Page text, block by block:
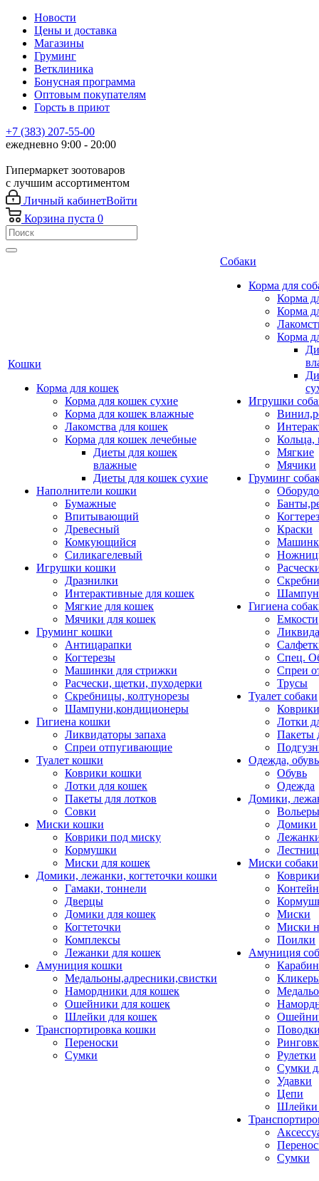
Новости
Цены и доставка
Магазины
Груминг
Ветклиника
Бонусная программа
Оптовым покупателям
Горсть в приют
+7 (383) 207-55-00
ежедневно 9:00 - 20:00
Гипермаркет зоотоваров
с лучшим ассортиментом
Личный кабинетВойти
Корзина пуста 0
Кошки
Корма для кошек
Корма для кошек сухие
Корма для кошек влажные
Лакомства для кошек
Корма для кошек лечебные
Диеты для кошек
влажные
Диеты для кошек сухие
Наполнители кошки
Бумажные
Впитывающий
Древесный
Комкующийся
Силикагелевый
Игрушки кошки
Дразнилки
Интерактивные для кошек
Мягкие для кошек
Мячики для кошек
Груминг кошки
Антицарапки
Когтерезы
Машинки для стрижки
Расчески, щетки, пуходерки
Скребницы, колтунорезы
Шампуни,кондиционеры
Гигиена кошки
Ликвидаторы запаха
Спреи отпугивающие
Туалет кошки
Коврики кошки
Лотки для кошек
Пакеты для лотков
Совки
Миски кошки
Коврики под миску
Кормушки
Миски для кошек
Домики, лежанки, когтеточки кошки
Гамаки, тоннели
Дверцы
Домики для кошек
Когтеточки
Комплексы
Лежанки для кошек
Амуниция кошки
Медальоны,адресники,свистки
Намордники для кошек
Ошейники для кошек
Шлейки для кошек
Транспортировка кошки
Переноски
Сумки
Собаки
Корма для
Корма
Корма
Корма
Игрушки
Кольца,
Мягкие
Мячики
Груминг
Краски
Гигиена
Емкости
Спец.
Спреи
Трусы
Туалет собаки
Коврики
Лотки
Пакеты
Одежда, обувь
Обувь
Одежда
Домики,
Домики
Миски собаки
Миски
Миски
Поилки
Амуниция
Рулетки
Сумки
Удавки
Цепи
Шлейки
Сумки